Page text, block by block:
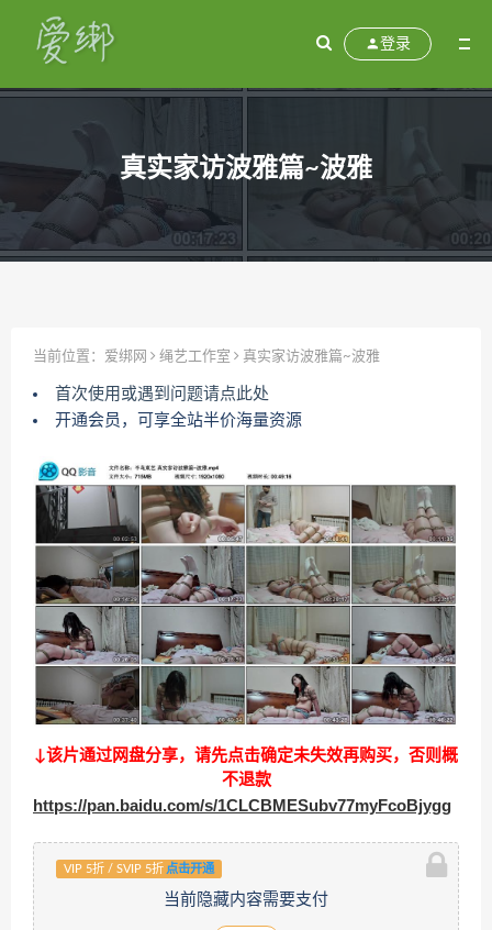
登录
真实家访波雅篇~波雅
当前位置： 爱绑网 绳艺工作室 真实家访波雅篇~波雅
首次使用或遇到问题请点此处
开通会员，可享全站半价海量资源
↓该片通过网盘分享，请先点击确定未失效再购买，否则概
不退款
https://pan.baidu.com/s/1CLCBMESubv77myFcoBjygg
VIP 5折 / SVIP 5折 点击开通
当前隐藏内容需要支付